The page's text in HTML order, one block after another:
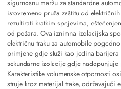
sigurnosnu maržu za standardne
istovremeno pruža zaštitu od
rezultirati kratkim spojevima,
od požara. Ova iznimna izolacijska
električnu traku za automobile
primjene gdje služi kao jedina
sekundarne izolacije gdje
Karakteristike volumenske otpornosti
struje kroz materijal trake, održavajući